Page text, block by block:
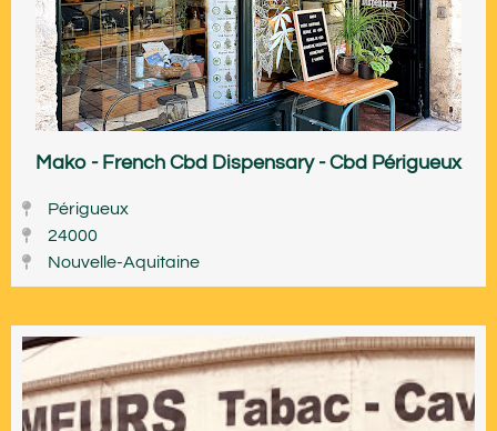
Mako - French Cbd Dispensary - Cbd Périgueux
Périgueux
24000
Nouvelle-Aquitaine